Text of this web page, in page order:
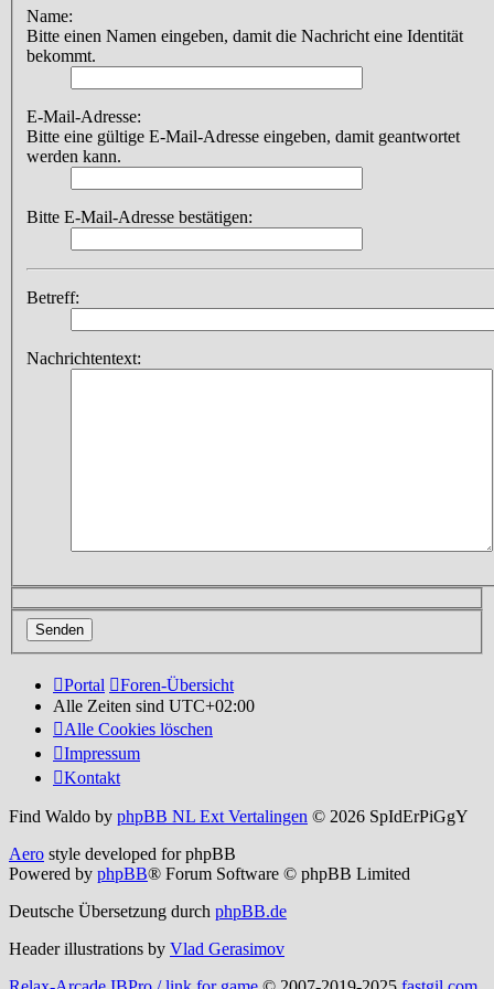
Name:
Bitte einen Namen eingeben, damit die Nachricht eine Identität
bekommt.
E-Mail-Adresse:
Bitte eine gültige E-Mail-Adresse eingeben, damit geantwortet
werden kann.
Bitte E-Mail-Adresse bestätigen:
Betreff:
Nachrichtentext:
Portal
Foren-Übersicht
Alle Zeiten sind UTC+02:00
Alle Cookies löschen
Impressum
Kontakt
Find Waldo by phpBB NL Ext Vertalingen © 2026 SpIdErPiGgY
Aero style developed for phpBB
Powered by phpBB® Forum Software © phpBB Limited
Deutsche Übersetzung durch phpBB.de
Header illustrations by Vlad Gerasimov